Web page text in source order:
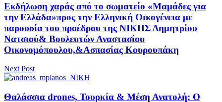
Εκδήλωση χαράς από το σωματείο «Μαμάδες για
την Ελλάδα»προς την Ελληνική Οικογένεια με
παρουσία του προέδρου της ΝΙΚΗΣ Δημητρίου
Νατσιού& Βουλευτών Αναστασίου
Οικονομόπουλου,&Ασπασίας Κουρουπάκη
Next Post
Θαλάσσια drones, Τουρκία & Μέση Ανατολή: Ο